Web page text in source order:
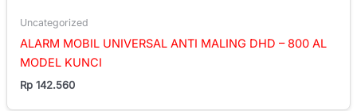
Uncategorized
ALARM MOBIL UNIVERSAL ANTI MALING DHD – 800 AL
MODEL KUNCI
Rp 142.560